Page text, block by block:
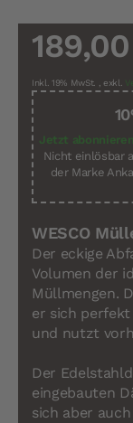
Inkl. 19% MwSt. , exkl.
Jetzt
Nicht einlösbar
der Marke
WESCO
Der eckige
Volumen der
Müllmengen.
er sich perfekt
und nutzt
Der
eingebauten
sich aber